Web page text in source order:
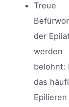
Treue
der
werden
belohnt:
das
Epilieren